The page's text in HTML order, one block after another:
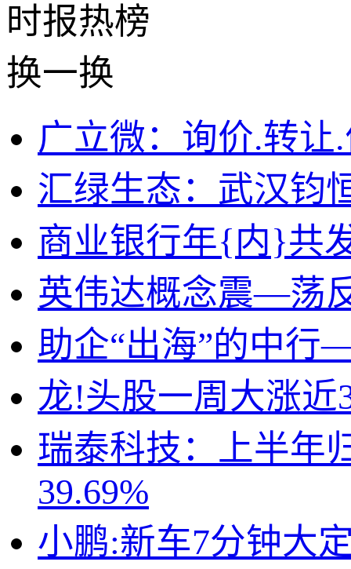
时报热榜
换一换
广立微：询价.转让
汇绿生态：武汉钧
商业银行年{内}共
英伟达概念震—荡
助企“出海”的中行
龙!头股一周大涨近
瑞泰科技：上半年
39.69%
小鹏:新车7分钟大